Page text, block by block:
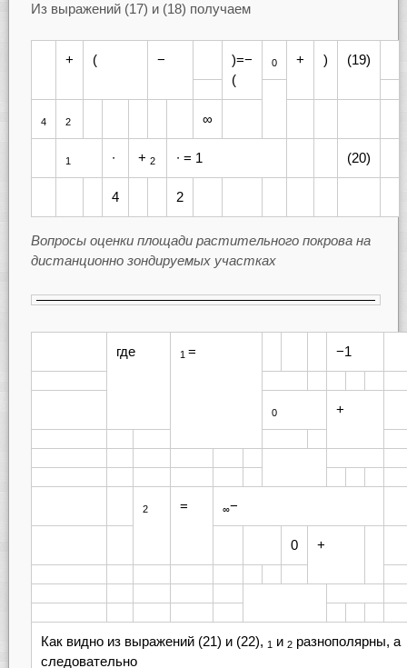
Из выражений (17) и (18) получаем
+ ( −
)=−
(
0 + ) (19)
4 2 ∞
1 ∙ + 2 ∙ = 1 (20)
4 2
Вопросы оценки площади растительного покрова на
дистанционно зондируемых участках
где 1 = −1
0 +
2 = ∞−
0 +
Как видно из выражений (21) и (22), 1 и 2разнополярны, а
следовательно